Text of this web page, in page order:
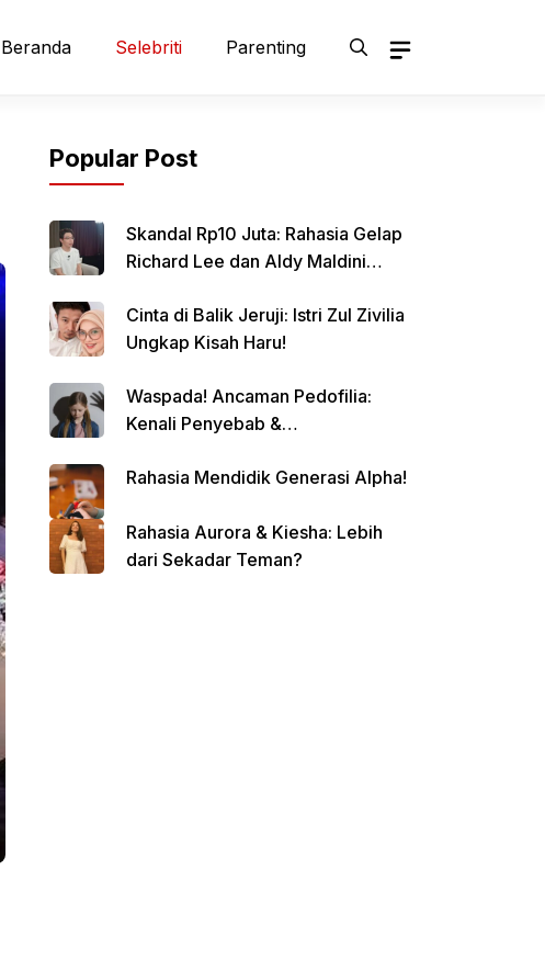
Beranda Selebriti Parenting
Popular Post
Skandal Rp10 Juta: Rahasia Gelap
Richard Lee dan Aldy Maldini
Cinta di Balik Jeruji: Istri Zul Zivilia
Ungkap Kisah Haru!
Waspada! Ancaman Pedofilia:
Kenali Penyebab &
Rahasia Mendidik Generasi Alpha!
Rahasia Aurora & Kiesha: Lebih
dari Sekadar Teman?